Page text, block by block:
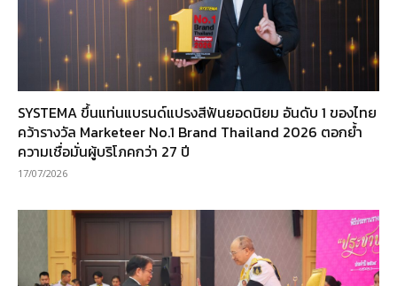
SYSTEMA ขึ้นแท่นแบรนด์แปรงสีฟันยอดนิยม อันดับ 1 ของไทย
คว้ารางวัล Marketeer No.1 Brand Thailand 2026 ตอกย้ำ
ความเชื่อมั่นผู้บริโภคกว่า 27 ปี
17/07/2026